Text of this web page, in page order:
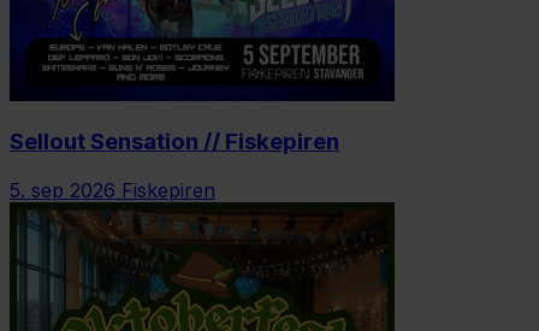
Sellout Sensation // Fiskepiren
5. sep 2026 Fiskepiren